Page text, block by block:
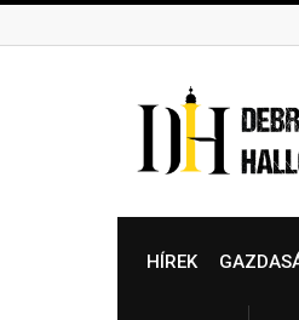
to
HÍREK